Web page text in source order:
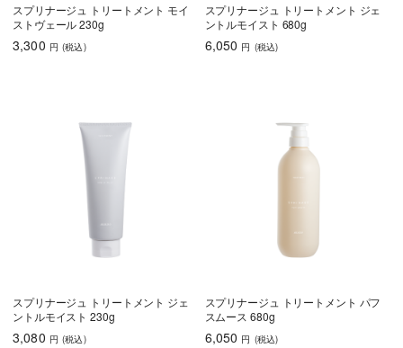
スプリナージュ トリートメント モイ
ストヴェール 230g
3,300 円 (税込)
スプリナージュ トリートメント ジェ
ントルモイスト 680g
6,050 円 (税込)
スプリナージュ トリートメント ジェ
ントルモイスト 230g
3,080 円 (税込)
スプリナージュ トリートメント パフ
スムース 680g
6,050 円 (税込)